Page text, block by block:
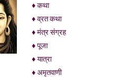
♦ कथा
♦ व्रत कथा
♦ मंत्र संग्रह
♦ पूजा
♦ यात्रा
♦ अमृतवाणी